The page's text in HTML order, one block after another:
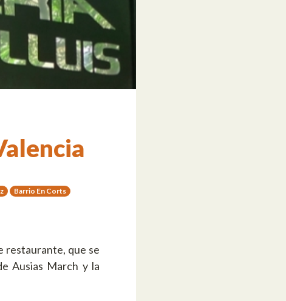
Barrio En Corts
restaurante, que se
Ausias March y la